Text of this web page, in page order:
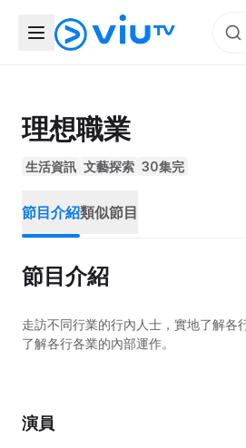
理想職業
生活資訊 文藝探索 30集完
節目介紹類似節目
節目介紹
走訪不同行業的行內人士，實地了解
了解各行各業的內部運作。
演員